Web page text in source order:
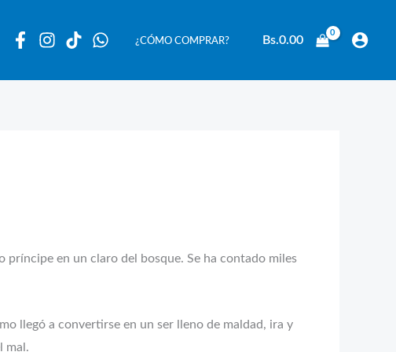
¿CÓMO COMPRAR? Bs.0.00
príncipe en un claro del bosque. Se ha contado miles
llegó a convertirse en un ser lleno de maldad, ira y
mal.